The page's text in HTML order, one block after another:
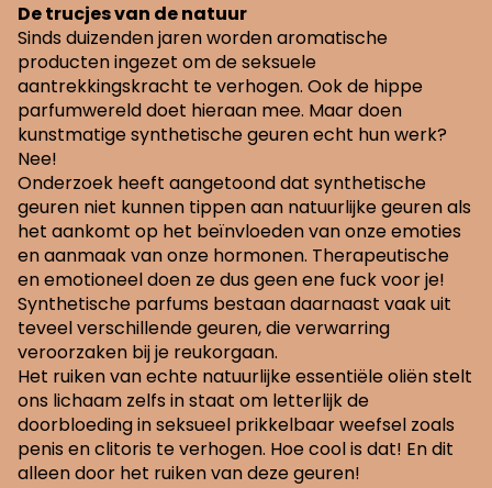
De trucjes van de natuur
Sinds duizenden jaren worden aromatische
producten ingezet om de seksuele
aantrekkingskracht te verhogen. Ook de hippe
parfumwereld doet hieraan mee. Maar doen
kunstmatige synthetische geuren echt hun werk?
Nee!
Onderzoek heeft aangetoond dat synthetische
geuren niet kunnen tippen aan natuurlijke geuren als
het aankomt op het beïnvloeden van onze emoties
en aanmaak van onze hormonen. Therapeutische
en emotioneel doen ze dus geen ene fuck voor je!
Synthetische parfums bestaan daarnaast vaak uit
teveel verschillende geuren, die verwarring
veroorzaken bij je reukorgaan.
Het ruiken van echte natuurlijke essentiële oliën stelt
ons lichaam zelfs in staat om letterlijk de
doorbloeding in seksueel prikkelbaar weefsel zoals
penis en clitoris te verhogen. Hoe cool is dat! En dit
alleen door het ruiken van deze geuren!